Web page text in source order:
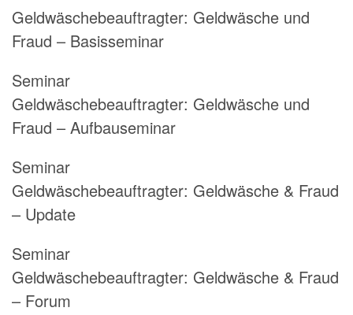
Geldwäschebeauftragter: Geldwäsche und
Fraud – Basisseminar
Seminar
Geldwäschebeauftragter: Geldwäsche und
Fraud – Aufbauseminar
Seminar
Geldwäschebeauftragter: Geldwäsche & Fraud
– Update
Seminar
Geldwäschebeauftragter: Geldwäsche & Fraud
– Forum